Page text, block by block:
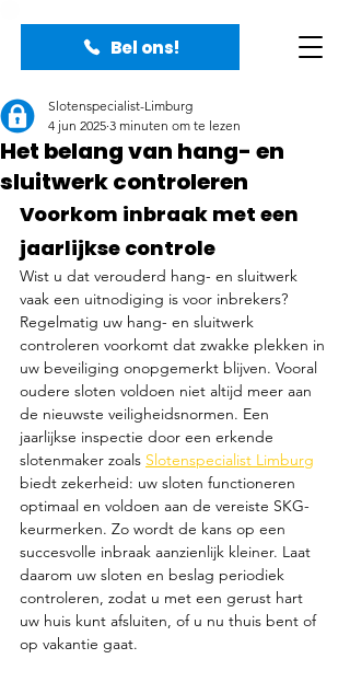
Bel ons!
Het belang van hang- en
sluitwerk controleren
Slotenspecialist-Limburg
4 jun 2025 3 minuten om te lezen
Voorkom inbraak met een
jaarlijkse controle
Wist u dat verouderd hang- en sluitwerk
vaak een uitnodiging is voor inbrekers?
Regelmatig uw hang- en sluitwerk
controleren voorkomt dat zwakke plekken in
uw beveiliging onopgemerkt blijven. Vooral
oudere sloten voldoen niet altijd meer aan
de nieuwste veiligheidsnormen. Een
jaarlijkse inspectie door een erkende
slotenmaker zoals Slotenspecialist Limburg
biedt zekerheid: uw sloten functioneren
optimaal en voldoen aan de vereiste SKG-
keurmerken. Zo wordt de kans op een
succesvolle inbraak aanzienlijk kleiner. Laat
daarom uw sloten en beslag periodiek
controleren, zodat u met een gerust hart
uw huis kunt afsluiten, of u nu thuis bent of
op vakantie gaat.